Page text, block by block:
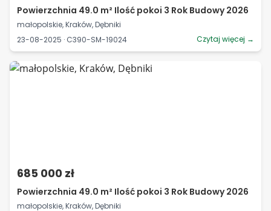
Powierzchnia 49.0 m² Ilość pokoi 3 Rok Budowy 2026
małopolskie, Kraków, Dębniki
23-08-2025 · C390-SM-19024
Czytaj więcej →
685 000 zł
Powierzchnia 49.0 m² Ilość pokoi 3 Rok Budowy 2026
małopolskie, Kraków, Dębniki